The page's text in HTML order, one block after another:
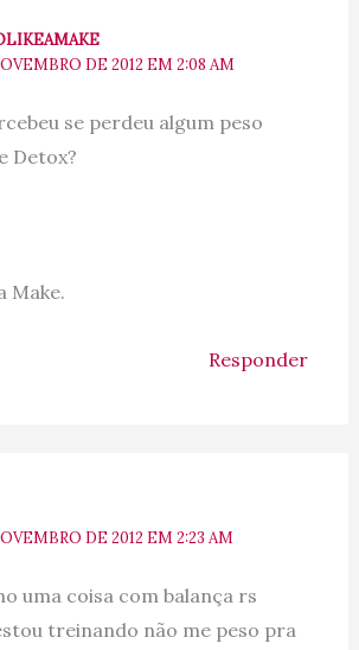
DE 2012 EM 2:08 AM
se perdeu algum peso
Detox?
Make.
Responder
DE 2012 EM 2:23 AM
uma coisa com balança rs
treinando não me peso pra